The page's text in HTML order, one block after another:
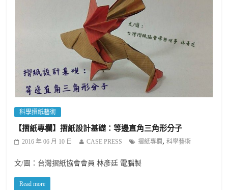
科學摺紙藝術
【摺紙專欄】摺紙設計基礎：等邊直角三角形分子
2016 年 06 月 10 日 CASE PRESS 摺紙專欄 ,科學藝術
文/圖：台灣摺紙協會會員 林彥廷 電腦製
Read more